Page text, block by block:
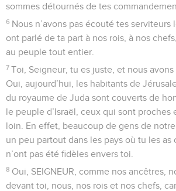
sommes détournés de tes
6 Nous n’avons pas écouté tes serviteurs
ont parlé de ta part à nos rois, à nos
au peuple tout entier.
7 Toi, Seigneur, tu es juste, et nous
Oui, aujourd’hui, les habitants de
du royaume de Juda sont couverts de
le peuple d’Israël, ceux qui sont proches
loin. En effet, beaucoup de gens de
un peu partout dans les pays où tu les as
n’ont pas été fidèles envers toi.
8 Oui, SEIGNEUR, comme nos ancêtres,
devant toi, nous, nos rois et nos chefs,